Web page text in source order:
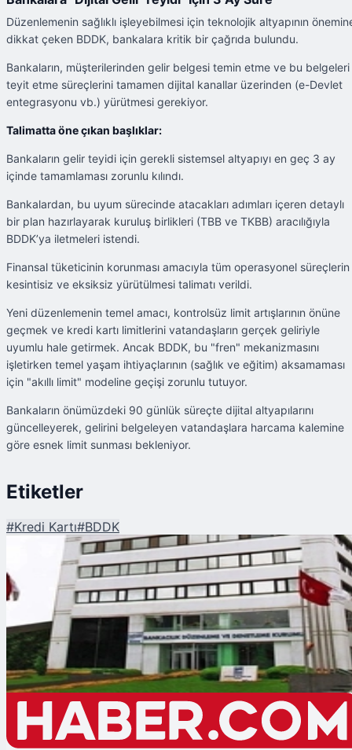
Düzenlemenin sağlıklı işleyebilmesi için teknolojik altyapının
dikkat çeken BDDK, bankalara kritik bir çağrıda bulundu.
Bankaların, müşterilerinden gelir belgesi temin etme ve bu belgeleri
teyit etme süreçlerini tamamen dijital kanallar üzerinden (e-Devlet
entegrasyonu vb.) yürütmesi gerekiyor.
Talimatta öne çıkan başlıklar:
Bankaların gelir teyidi için gerekli sistemsel altyapıyı en geç 3 ay
içinde tamamlaması zorunlu kılındı.
Bankalardan, bu uyum sürecinde atacakları adımları içeren detaylı
bir plan hazırlayarak kuruluş birlikleri (TBB ve TKBB) aracılığıyla
BDDK’ya iletmeleri istendi.
Finansal tüketicinin korunması amacıyla tüm operasyonel süreçlerin
kesintisiz ve eksiksiz yürütülmesi talimatı verildi.
Yeni düzenlemenin temel amacı, kontrolsüz limit artışlarının önüne
geçmek ve kredi kartı limitlerini vatandaşların gerçek geliriyle
uyumlu hale getirmek. Ancak BDDK, bu "fren" mekanizmasını
işletirken temel yaşam ihtiyaçlarının (sağlık ve eğitim) aksamaması
için "akıllı limit" modeline geçişi zorunlu tutuyor.
Bankaların önümüzdeki 90 günlük süreçte dijital altyapılarını
güncelleyerek, gelirini belgeleyen vatandaşlara harcama kalemine
göre esnek limit sunması bekleniyor.
Etiketler
#Kredi Kartı#BDDK
Şu An Okunan
BDDK'dan Kredi Kartı Kararına "Eğitim ve Sağlık" Ayarı